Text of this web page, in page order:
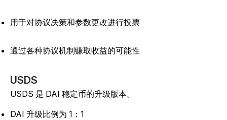
用于对协议决策和参数更改进行投票
通过各种协议机制赚取收益的可能性
USDS
USDS 是 DAI 稳定币的升级版本。
DAI 升级比例为 1：1